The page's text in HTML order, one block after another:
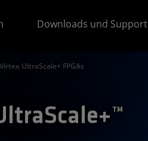
Downloads und Support
Virtex UltraScale+ FPGAs